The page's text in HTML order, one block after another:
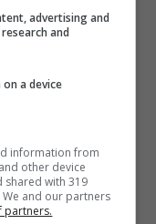
girocollo
ho
nel suo ruolo
agli altri
advertising and
and
a device
information from
other device
shared with 319
and our partners
partners.